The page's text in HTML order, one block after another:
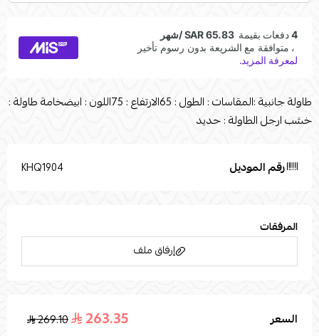
طاولة جانبية :المقاسات : الطول : 65الارتفاع : 75اللون : ابيضخامة طاولة :
خشب ارجل الطاولة : حديد
رقم الموديل KHQ1904
المرفقات
إرفاق ملف
اسحب و افلت الملف هنا
السعر 263.35
269.10